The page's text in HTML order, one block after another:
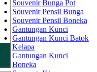
Souvenir Bunga Pot
Souvenir Pensil Bunga
Souvenir Pensil Boneka
Gantungan Kunci
Gantungan Kunci Batok
Kelapa
Gantungan Kunci
Boneka